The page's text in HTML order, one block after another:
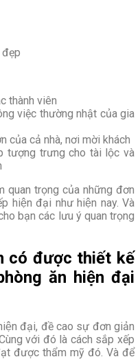
thành viên
việc thường nhật của gia
của cả nhà, nơi mời khách
tượng trưng cho tài lộc và
quan trọng của những đơn
hiện đại như hiện nay. Và
bạn các lưu ý quan trọng
có được thiết kế
ăn hiện đại
đại, đề cao sự đơn giản
với đó là cách sắp xếp
được thẩm mỹ đó. Và để